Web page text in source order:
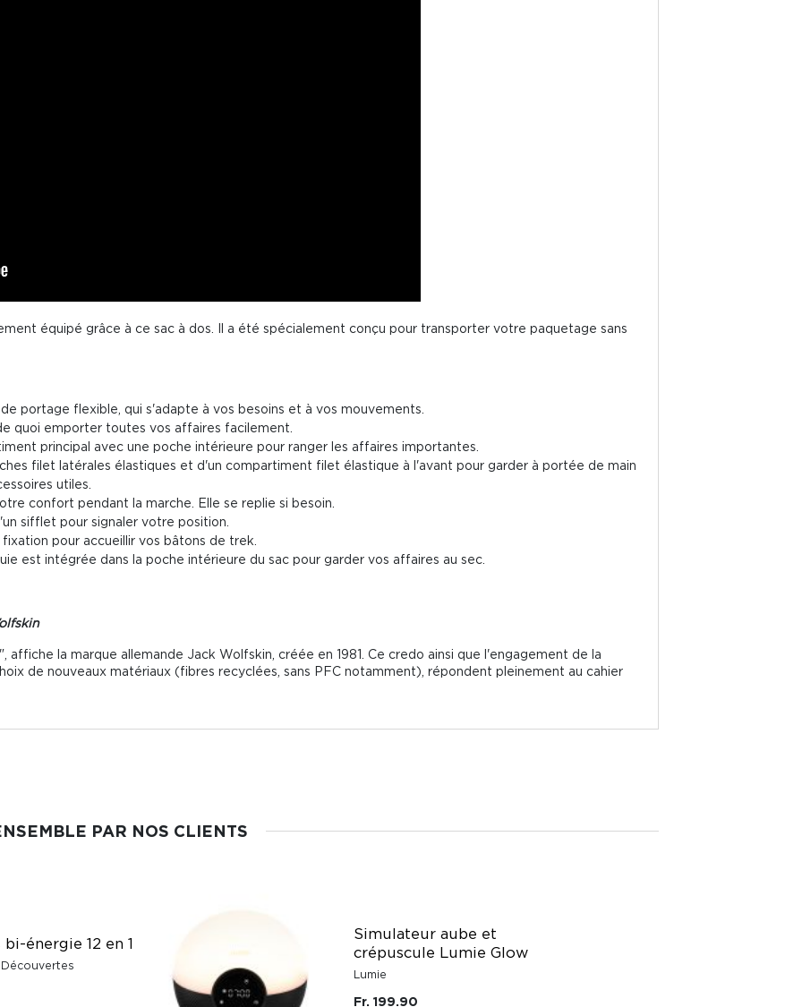
équipé grâce à ce sac à dos. Il a été spécialement conçu pour transporter votre paquetage sans
portage flexible, qui s'adapte à vos besoins et à vos mouvements.
quoi emporter toutes vos affaires facilement.
principal avec une poche intérieure pour ranger les affaires importantes.
filet latérales élastiques et d'un compartiment filet élastique à l'avant pour garder à portée de main
utiles.
confort pendant la marche. Elle se replie si besoin.
sifflet pour signaler votre position.
pour accueillir vos bâtons de trek.
est intégrée dans la poche intérieure du sac pour garder vos affaires au sec.
", affiche la marque allemande Jack Wolfskin, créée en 1981. Ce credo ainsi que l'engagement de la
de nouveaux matériaux (fibres recyclées, sans PFC notamment), répondent pleinement au cahier
PAR NOS CLIENTS
énergie 12 en 1
Simulateur aube et
crépuscule Lumie Glow
Lumie
Fr. 199.90